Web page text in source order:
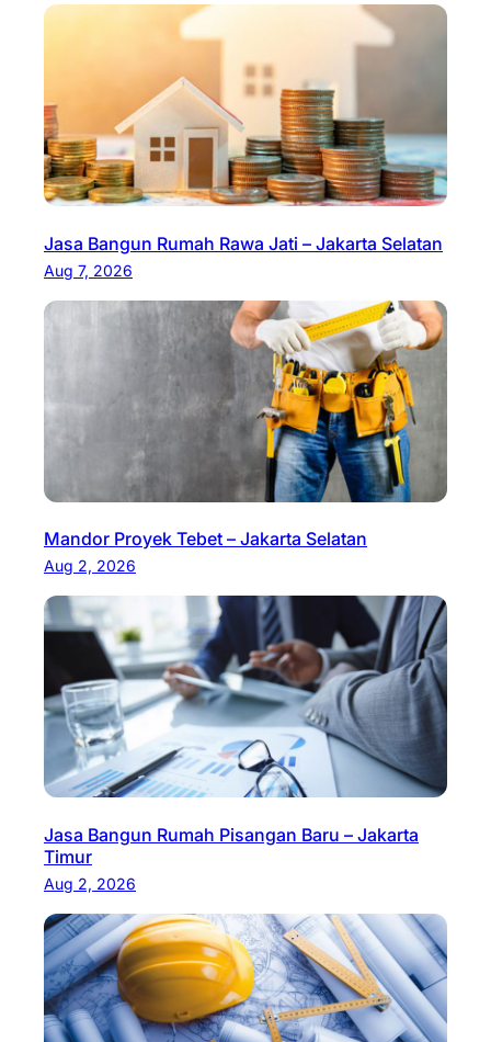
Jasa Bangun Rumah Rawa Jati – Jakarta Selatan
Aug 7, 2026
Mandor Proyek Tebet – Jakarta Selatan
Aug 2, 2026
Jasa Bangun Rumah Pisangan Baru – Jakarta
Timur
Aug 2, 2026